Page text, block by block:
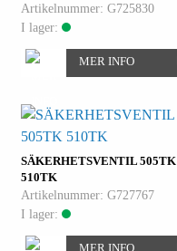
Artikelnummer: G725830
I lager:
MER INFO
SÄKERHETSVENTIL 505TK
510TK
Artikelnummer: G727767
I lager:
MER INFO